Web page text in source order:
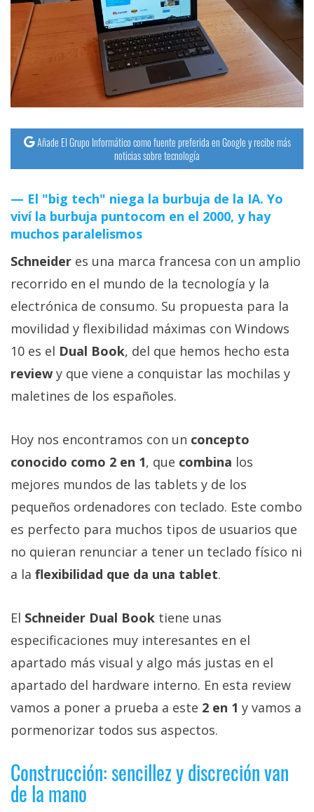
Operadores
y
Tutoriales
Ciberseguridad
Sistemas
operativos
Profesional
+
Más
temas
Sorteos
Contacto
/
Sobre
nosotros
/
Publicidad
/
de
privacidad
/
Legal
El medio de
encontrarás
todas las
noticias sobre
Añade El Grupo Informático como fuente preferida en Google y recibe más
noticias sobre tecnología
El "big tech" niega la burbuja de la IA. Yo
viví la burbuja puntocom en el 2000, y hay
muchos paralelismos
Schneider es una marca francesa con un amplio
recorrido en el mundo de la tecnología y la
electrónica de consumo. Su propuesta para la
movilidad y flexibilidad máximas con Windows
10 es el Dual Book, del que hemos hecho esta
review y que viene a conquistar las mochilas y
maletines de los españoles.
Hoy nos encontramos con un concepto
conocido como 2 en 1, que combina los
mejores mundos de las tablets y de los
pequeños ordenadores con teclado. Este combo
es perfecto para muchos tipos de usuarios que
no quieran renunciar a tener un teclado físico ni
a la flexibilidad que da una tablet.
El Schneider Dual Book tiene unas
especificaciones muy interesantes en el
apartado más visual y algo más justas en el
apartado del hardware interno. En esta review
vamos a poner a prueba a este 2 en 1 y vamos a
pormenorizar todos sus aspectos.
Construcción: sencillez y discreción van
de la mano